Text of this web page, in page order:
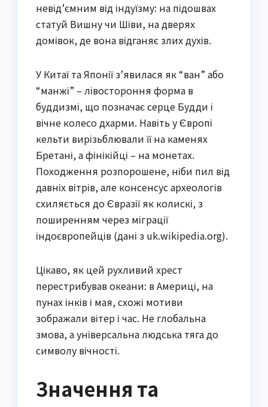
невід’ємним від індуїзму: на підошвах
статуй Вишну чи Шіви, на дверях
домівок, де вона відганяє злих духів.
У Китаї та Японії з’явилася як “ван” або
“манжі” – лівостороння форма в
буддизмі, що позначає серце Будди і
вічне колесо дхарми. Навіть у Європі
кельти вирізьблювали її на каменях
Бретані, а фінікійці – на монетах.
Походження розпорошене, ніби пил від
давніх вітрів, але консенсус археологів
схиляється до Євразії як колискі, з
поширенням через міграції
індоєвропейців (дані з uk.wikipedia.org).
Цікаво, як цей рухливий хрест
перестрибував океани: в Америці, на
пунах інків і мая, схожі мотиви
зображали вітер і час. Не глобальна
змова, а універсальна людська тяга до
символу вічності.
Значення та